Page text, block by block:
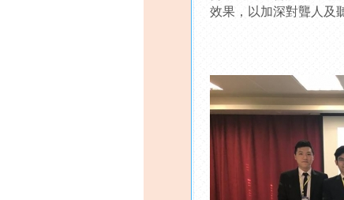
效果，以加深對聾人及